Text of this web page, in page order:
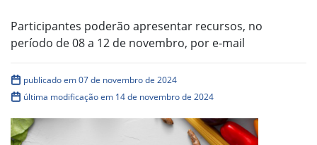
Participantes poderão apresentar recursos, no
período de 08 a 12 de novembro, por e-mail
publicado em 07 de novembro de 2024
última modificação em 14 de novembro de 2024